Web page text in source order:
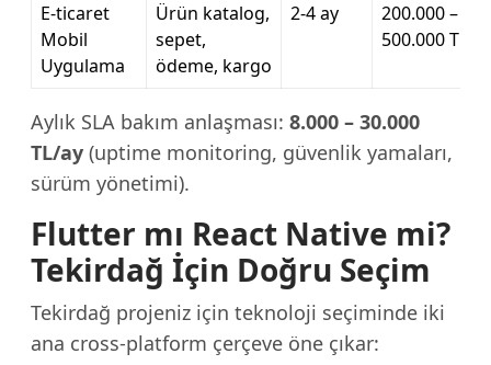
E-ticaret
Mobil
Uygulama
Ürün katalog,
sepet,
ödeme, kargo
2-4 ay
200.000 –
500.000 TL
Aylık SLA bakım anlaşması: 8.000 – 30.000
TL/ay (uptime monitoring, güvenlik yamaları,
sürüm yönetimi).
Flutter mı React Native mi?
Tekirdağ İçin Doğru Seçim
Tekirdağ projeniz için teknoloji seçiminde iki
ana cross-platform çerçeve öne çıkar: